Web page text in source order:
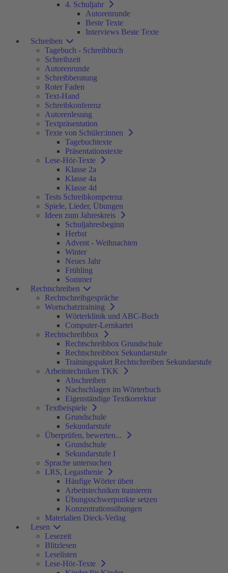
4. Schuljahr
Autorenrunde
Beste Texte
Interviews Beste Texte
Schreiben
Tagebuch - Schreibbuch
Schreibzeit
Autorenrunde
Schreibberatung
Roter Faden
Text-Hand
Schreibkonferenz
Autorenlesung
Textpräsentation
Texte von Schüler:innen
Tagebuchtexte
Präsentationstexte
Lese-Hör-Texte
Klasse 2a
Klasse 4a
Klasse 4d
Tests Schreibkompetenz
Spiele, Lieder, Übungen
Ideen zum Jahreskreis
Schuljahresbeginn
Herbst
Advent - Weihnachten
Winter
Neues Jahr
Frühling
Sommer
Rechtschreiben
Rechtschreibgespräche
Wortschatztraining
Wörterklinik und ABC-Buch
Computer-Lernkartei
Rechtschreibbox
Rechtschreibbox Grundschule
Rechtschreibbox Sekundarstufe
Trainingspaket Rechtschreiben Sekundarstufe
Arbeitstechniken TKK
Abschreiben
Nachschlagen im Wörterbuch
Eigenständige Textkorrektur
Textbeispiele
Grundschule
Sekundarstufe
Überprüfen, bewerten...
Grundschule
Sekundarstufe I
Sprache untersuchen
LRS, Legasthenie
Häufige Wörter üben
Arbeitstechniken trainieren
Übungsschwerpunkte setzen
Konzentrationsübungen
Materialien Dieck-Verlag
Lesen
Lesezeit
Blitzlesen
Leselisten
Lese-Hör-Texte